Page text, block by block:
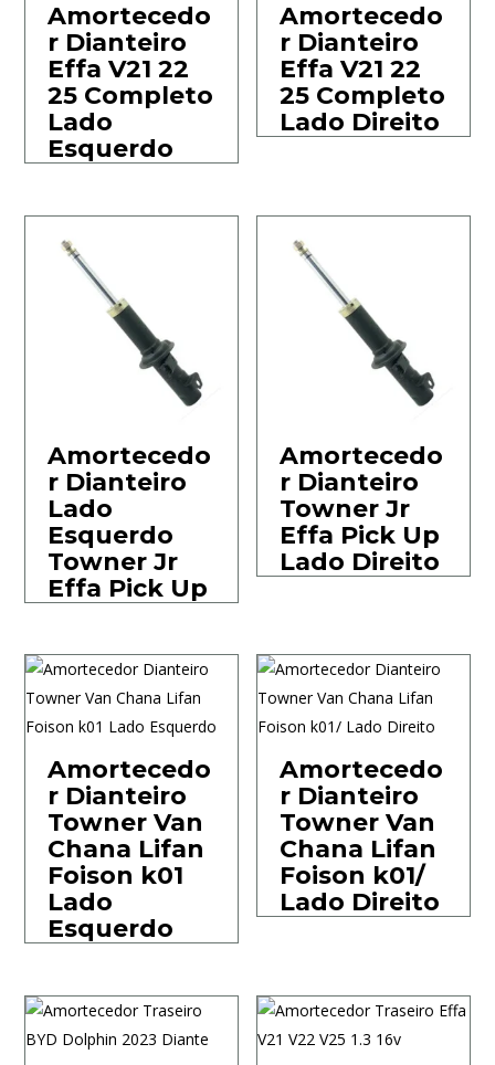
Amortecedo
r Dianteiro
Effa V21 22
25 Completo
Lado
Esquerdo
Amortecedo
r Dianteiro
Effa V21 22
25 Completo
Lado Direito
Amortecedo
r Dianteiro
Lado
Esquerdo
Towner Jr
Effa Pick Up
Amortecedo
r Dianteiro
Towner Jr
Effa Pick Up
Lado Direito
Amortecedo
r Dianteiro
Towner Van
Chana Lifan
Foison k01
Lado
Esquerdo
Amortecedo
r Dianteiro
Towner Van
Chana Lifan
Foison k01/
Lado Direito